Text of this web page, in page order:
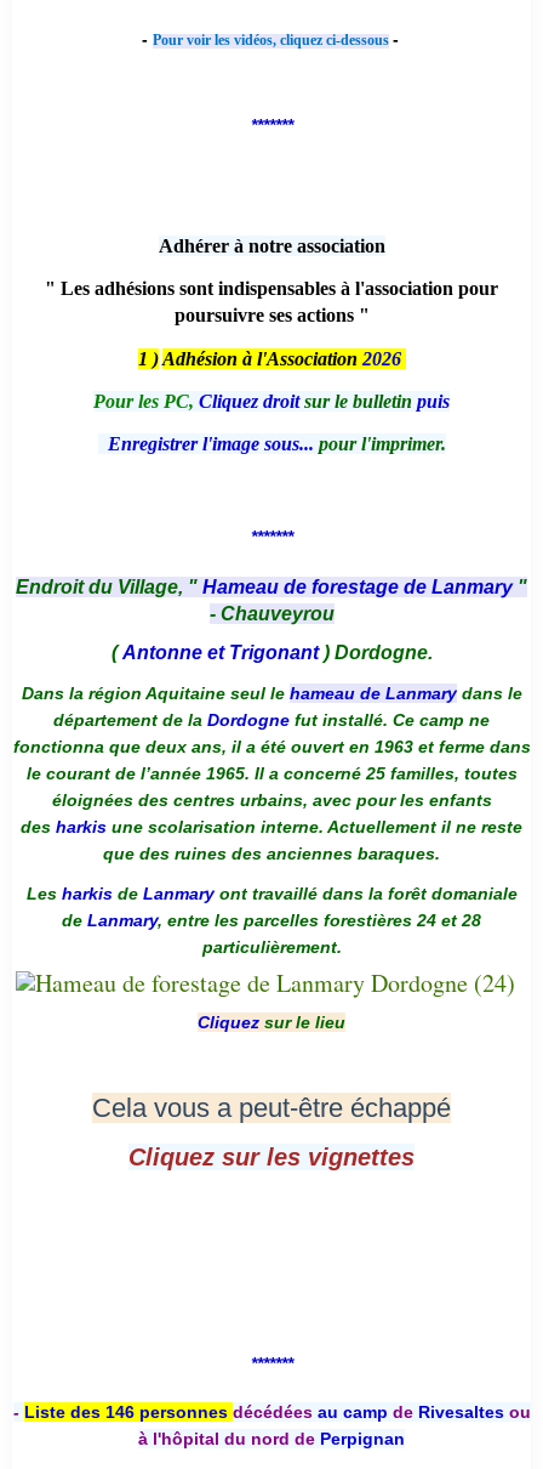
- Pour voir les vidéos, cliquez ci-dessous -
*******
Adhérer à notre association
" Les adhésions sont indispensables à l'association pour
poursuivre ses actions "
1 ) Adhésion à l'Association 2026
Pour les PC, Cliquez droitsur le bulletin puis
Enregistrer l'image sous... pour l'imprimer.
*******
Endroit du Village, " Hameau de forestage de Lanmary "
- Chauveyrou
(Antonne et Trigonant) Dordogne.
Dans la région Aquitaine seul le hameau de Lanmarydans le
département de la Dordogne fut installé. Ce camp ne
fonctionna que deux ans, il a été ouvert en 1963 et ferme dans
le courant de l’année 1965. Il a concerné 25 familles, toutes
éloignées des centres urbains, avec pour les enfants
des harkis une scolarisation interne. Actuellement il ne reste
que des ruines des anciennes baraques.
Les harkis de Lanmaryont travaillé dans la forêt domaniale
de Lanmary, entre les parcelles forestières 24 et 28
particulièrement.
Cliquez sur le lieu
Cela vous a peut-être échappé
Cliquez sur les vignettes
*******
- Liste des 146 personnes décédées au camp deRivesaltesou
à l'hôpital du nord de Perpignan